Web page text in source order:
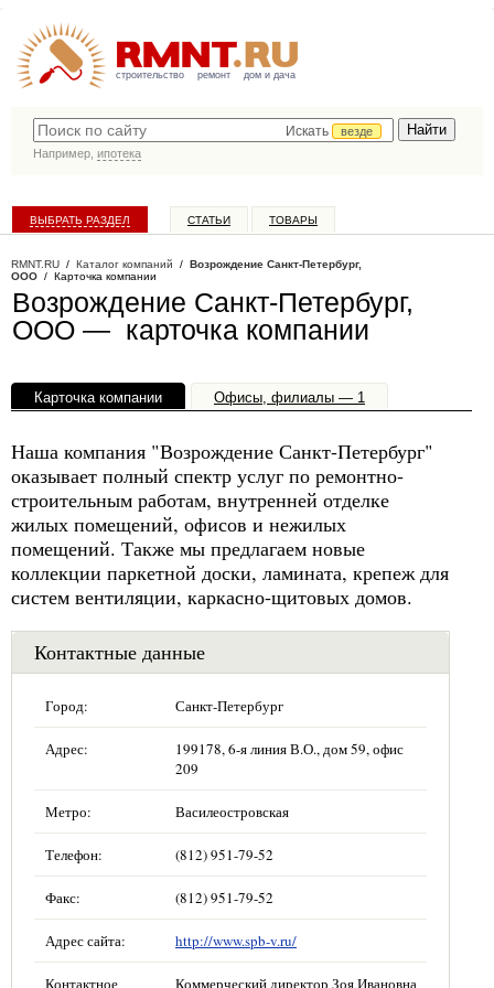
строительство ремонт дом и дача
Искать
везде
Например, ипотека
ВЫБРАТЬ РАЗДЕЛ СТАТЬИ ТОВАРЫ
RMNT.RU / Каталог компаний / Возрождение Санкт-Петербург,
ООО / Карточка компании
Возрождение Санкт-Петербург,
ООО — карточка компании
Карточка компании Офисы, филиалы — 1
Наша компания "Возрождение Санкт-Петербург"
оказывает полный спектр услуг по ремонтно-
строительным работам, внутренней отделке
жилых помещений, офисов и нежилых
помещений. Также мы предлагаем новые
коллекции паркетной доски, ламината, крепеж для
систем вентиляции, каркасно-щитовых домов.
Контактные данные
Город: Санкт-Петербург
Адрес:
199178, 6-я линия В.О., дом 59, офис
209
Метро: Василеостровская
Телефон: (812) 951-79-52
Факс: (812) 951-79-52
Адрес сайта: http://www.spb-v.ru/
Контактное
Коммерческий директор Зоя Ивановна